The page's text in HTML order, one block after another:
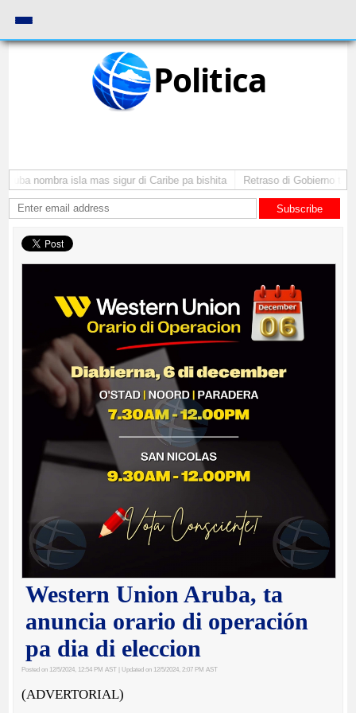
Politica
nombra isla mas sigur di Caribe pa bishita Retraso di Gobierno ta
Subscribe
Western Union Aruba, ta
anuncia orario di operación
pa dia di eleccion
Posted on 12/5/2024, 12:54 PM AST | Updated on 12/5/2024, 2:07 PM AST
(ADVERTORIAL)